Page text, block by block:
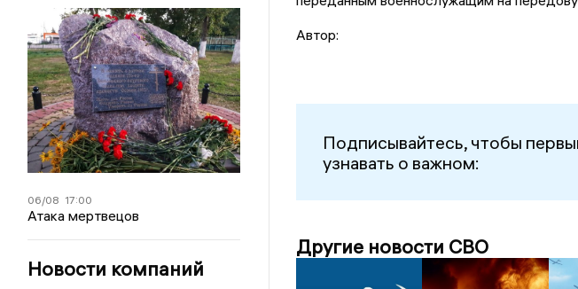
06/08 17:00
Атака мертвецов
Новости компаний
Автор:
Подписывайтесь, чтобы
узнавать о важном:
Другие новости СВО